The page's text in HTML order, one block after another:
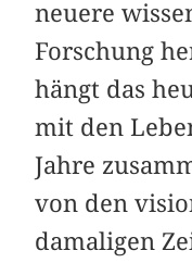
neuere
Forschung
hängt das
mit den
Jahre
von den
damaligen